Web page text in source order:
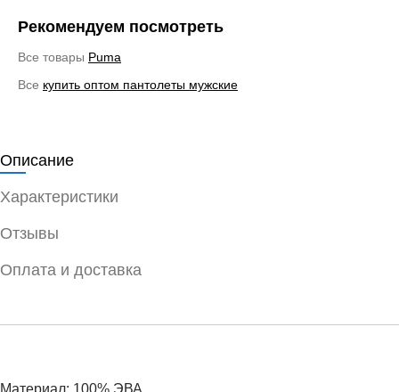
Рекомендуем посмотреть
Все товары Puma
Все купить оптом пантолеты мужские
Описание
Характеристики
Отзывы
Оплата и доставка
Материал: 100% ЭВА